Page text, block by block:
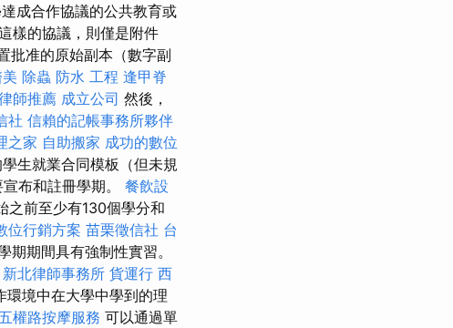
成合作協議的公共教育或
樣的協議，則僅是附件
批准的原始副本（數字副
除蟲 防水 工程 逢甲脊
師推薦 成立公司 然後，
社 信賴的記帳事務所夥伴
之家 自助搬家 成功的數位
生就業合同模板（但未規
布和註冊學期。 餐飲設
之前至少有130個學分和
位行銷方案 苗栗徵信社 台
期間具有強制性實習。
新北律師事務所 貨運行 西
環境中在大學中學到的理
五權路按摩服務 可以通過單